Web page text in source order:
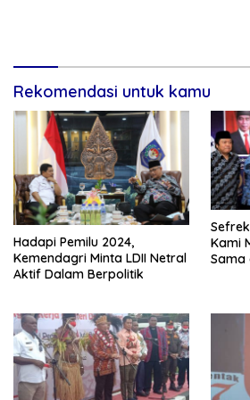
Rekomendasi untuk kamu
Hadapi Pemilu 2024,
Kemendagri Minta LDII Netral
Aktif Dalam Berpolitik
Kami
Sama